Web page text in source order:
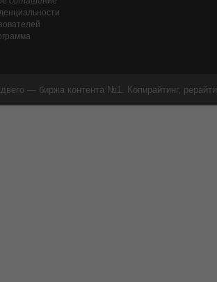
— биржа контента №1. Копирайтинг,